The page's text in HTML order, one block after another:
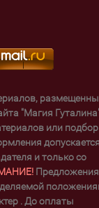
"Магия
или
и только со
. До оплаты